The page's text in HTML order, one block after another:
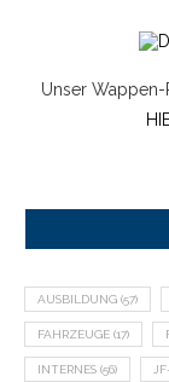
Unser
AUSBILDUNG (57)
FAHRZEUGE (17)
INTERNES (56)